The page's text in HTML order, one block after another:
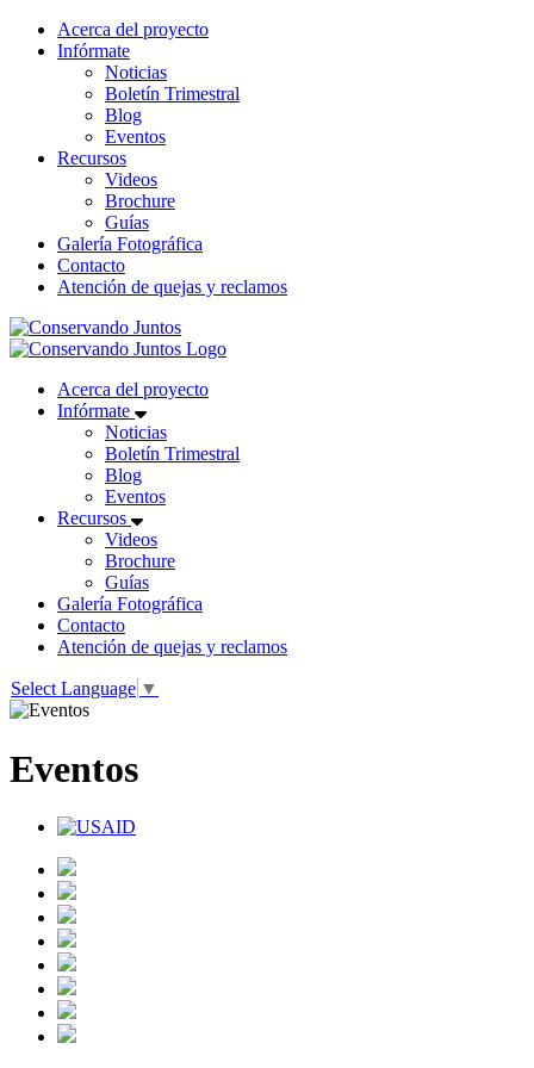
Acerca del proyecto
Infórmate
Noticias
Boletín Trimestral
Blog
Eventos
Recursos
Videos
Brochure
Guías
Galería Fotográfica
Contacto
Atención de quejas y reclamos
Acerca del proyecto
Infórmate
Noticias
Boletín Trimestral
Blog
Eventos
Recursos
Videos
Brochure
Guías
Galería Fotográfica
Contacto
Atención de quejas y reclamos
Select Language ▼
Eventos